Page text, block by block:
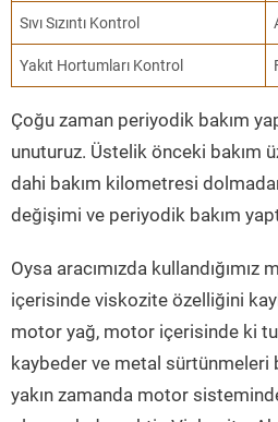
Sıvı Sızıntı Kontrol
Yakıt Hortumları Kontrol
Çoğu zaman periyodik bakım
unuturuz. Üstelik önceki bakım
dahi bakım kilometresi
değişimi ve periyodik bakım
Oysa aracımızda kullandığımız
içerisinde viskozite özelliğini
motor yağ, motor içerisinde ki
kaybeder ve metal sürtünmeleri
yakın zamanda motor